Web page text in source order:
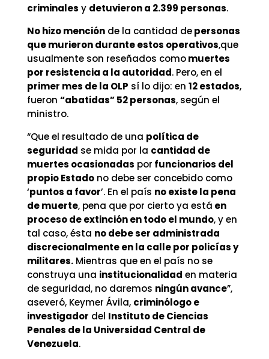
criminales y detuvieron a 2.399 personas.
No hizo menciónde la cantidad depersonas
que murieron durante estos operativos,que
usualmente son reseñados comomuertes
por resistencia a la autoridad. Pero, en el
primer mes de la OLP sí lo dijo: en 12 estados,
fueron “abatidas” 52 personas, según el
ministro.
“Que el resultado de una política de
seguridad se mida por la cantidad de
muertes ocasionadas por funcionarios del
propio Estadono debe ser concebido como
‘puntos a favor’. En el país no existe la pena
de muerte, pena que por cierto ya está en
proceso de extinción en todo el mundo, y en
tal caso, ésta no debe ser administrada
discrecionalmente en la calle por policías y
militares.Mientras que en el país no se
construya una institucionalidad en materia
de seguridad, no daremos ningún avance”,
aseveró, Keymer Ávila, criminólogo e
investigador del Instituto de Ciencias
Penales de la Universidad Central de
Venezuela.